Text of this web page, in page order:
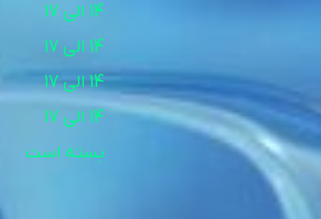
14 الی 17
14 الی 17
14 الی 17
14 الی 17
بسته است